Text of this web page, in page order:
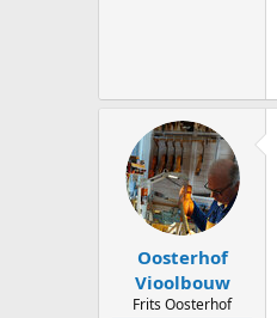
Oosterhof
Vioolbouw
Frits Oosterhof